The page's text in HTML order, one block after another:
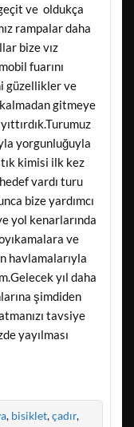
ve oldukça
rampalar daha
bize vız
fuarını
güzellikler ve
gitmeye
yorgunluğuyla
kimisi ilk kez
vardı turu
bize yardımcı
yol kenarlarında
ve
havlamalarıyla
yıl daha
şimdiden
tavsiye
yayılması
, bisiklet,çadır,